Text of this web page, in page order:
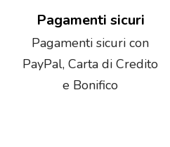
Pagamenti sicuri
Pagamenti sicuri con
PayPal, Carta di Credito
e Bonifico